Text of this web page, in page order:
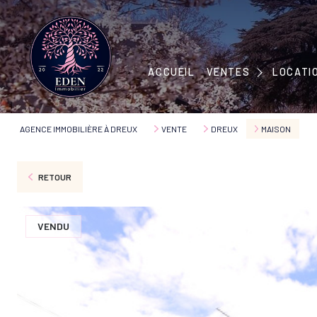
ACCUEIL VENTES
MAISONS
APPARTEMENTS
IMMEUBLES
TERRAINS
MAISONS
AGENCE IMMOBILIÈRE À DREUX VENTE DREUX MAISON
RETOUR
VENDU